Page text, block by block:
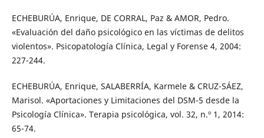
ECHEBURÚA, Enrique, DE CORRAL, Paz & AMOR, Pedro.
«Evaluación del daño psicológico en las víctimas de delitos
violentos». Psicopatología Clínica, Legal y Forense 4, 2004:
227-244.
ECHEBURÚA, Enrique, SALABERRÍA, Karmele & CRUZ-SÁEZ,
Marisol. «Aportaciones y Limitaciones del DSM-5 desde la
Psicología Clínica». Terapia psicológica, vol. 32, n.º 1, 2014:
65-74.